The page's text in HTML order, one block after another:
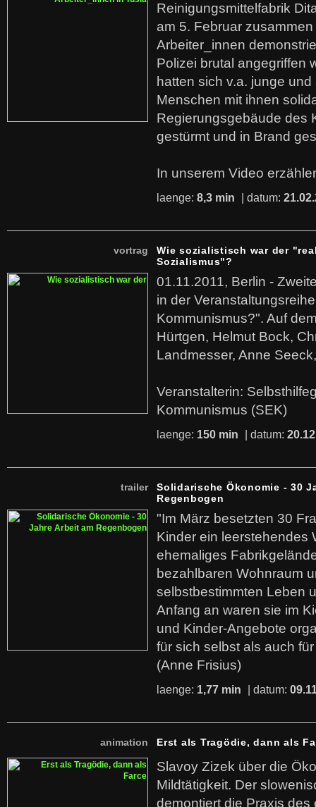
Reinigungsmittelfabrik
am 5. Februar
Arbeiter_innen
Polizei brutal angegriffen
hatten sich v.a. junge
Menschen mit ihnen
Regierungsgebäude des
gestürmt und in Brand
In unserem Video
laenge: 8,3 min | datum:
vortrag
Wie sozialistisch war der
Sozialismus"?
01.11.2011, Berlin -
in der
Kommunismus?". Auf
Hürtgen, Helmut Bock,
Landmesser, Anne
Veranstalterin:
Kommunismus (SEK)
laenge: 150 min | datum:
trailer
Solidarische Ökonomie - 30
Regenbogen
"Im März besetzten 30
Kinder ein leerstehendes
ehemaliges
bezahlbaren Wohnraum
selbstbestimmten Leben
Anfang an waren sie im
und Kinder-Angebote
für sich selbst als auch
(Anne Frisius)
laenge: 1,77 min | datum:
animation Erst als Tragödie, dann als
Slavoy Zizek über die
Mildtätigkeit. Der
demontiert die Praxis des